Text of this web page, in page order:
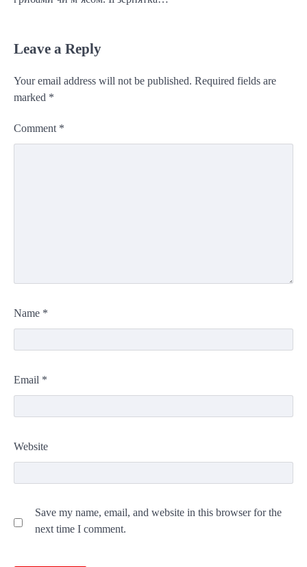
Leave a Reply
Your email address will not be published. Required fields are
marked *
Comment *
Name *
Email *
Website
Save my name, email, and website in this browser for the
next time I comment.